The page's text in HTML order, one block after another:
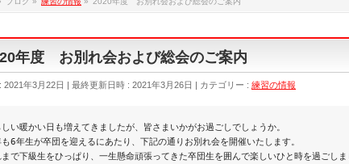
年度 お別れ会および総会のご案内
2021年3月22日 最終更新日時 : 2021年3月26日 カテゴリー : 練習の情報
い暖かい日も増えてきましたが、皆さまいかがお過ごしでしょうか。
6年生が卒団を迎えるにあたり、下記の通りお別れ会を開催いたします。
まで下級生をひっぱり、一生懸命頑張ってきた卒団生を囲んで楽しいひと時を過ごしま